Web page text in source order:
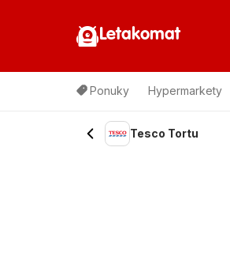
Letakomat
Ponuky Hypermarkety
Tesco Tortu